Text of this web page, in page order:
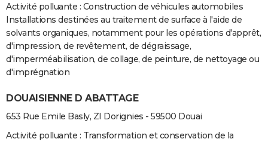
Activité polluante : Construction de véhicules automobiles
Installations destinées au traitement de surface à l'aide de
solvants organiques, notamment pour les opérations d'apprêt,
d'impression, de revêtement, de dégraissage,
d'imperméabilisation, de collage, de peinture, de nettoyage ou
d'imprégnation
DOUAISIENNE D ABATTAGE
653 Rue Emile Basly, ZI Dorignies - 59500 Douai
Activité polluante : Transformation et conservation de la